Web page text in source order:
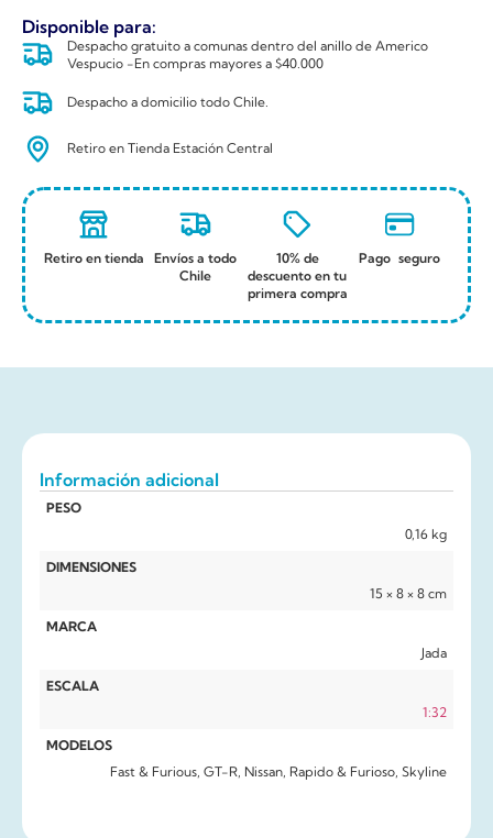
Disponible para:
Despacho gratuito a comunas dentro del anillo de Americo
Vespucio -En compras mayores a $40.000
Despacho a domicilio todo Chile.
Retiro en Tienda Estación Central
Retiro en tienda
Envíos a todo
Chile
10% de
descuento en tu
primera compra
Pago seguro
Información adicional
PESO
0,16 kg
DIMENSIONES
15 × 8 × 8 cm
MARCA
Jada
ESCALA
1:32
MODELOS
Fast & Furious, GT-R, Nissan, Rapido & Furioso, Skyline